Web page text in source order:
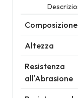
Composizione
Altezza
Resistenza
all'Abrasione